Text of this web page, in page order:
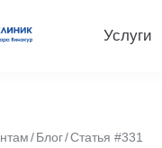
Услуги
Блог Статья #331